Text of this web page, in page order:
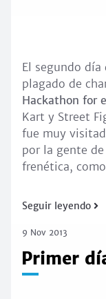
El segundo día
plagado de
Hackathon for
Kart y Street
fue muy
por la gente de
frenética,
Seguir leyendo
9 Nov 2013
Primer